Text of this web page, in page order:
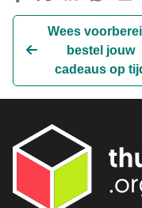
Delen op
TweetDelen op
Delen
E-
Wees
bestel jouw
cadeaus op